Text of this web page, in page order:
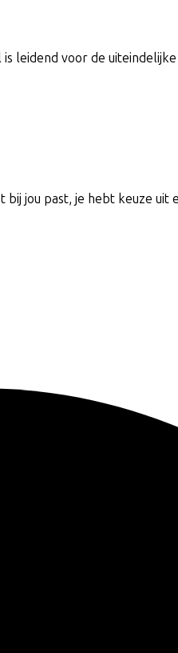
leidend voor de
bij jou past, je hebt keuze